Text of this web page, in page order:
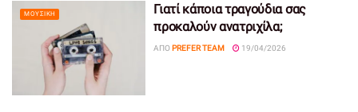
ΜΟΥΣΙΚΉ
Γιατί κάποια τραγούδια σας
προκαλούν ανατριχίλα;
ΑΠΌ PREFER TEAM 19/04/2026